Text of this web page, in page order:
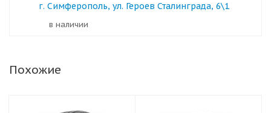
г. Симферополь, ул. Героев Сталинграда, 6\1
в наличии
Похожие